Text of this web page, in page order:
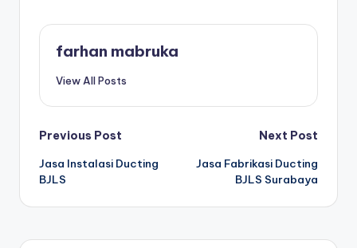
farhan mabruka
View All Posts
Post
navigation
Previous Post
Jasa Instalasi Ducting
BJLS
Next Post
Jasa Fabrikasi Ducting
BJLS Surabaya